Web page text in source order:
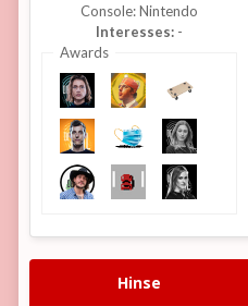
Console:Nintendo
Interesses: -
Awards
Hinse